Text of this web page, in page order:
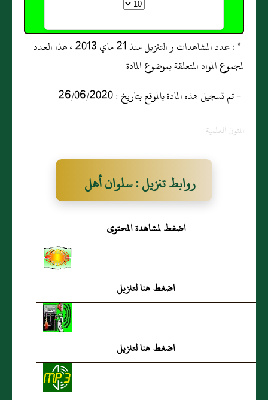
* : عدد المشاهدات و التنزيل منذ 21 ماي 2013 ، هذا العدد
لمجموع المواد المتعلقة بموضوع المادة
- تم تسجيل هذه المادة بالموقع بتاريخ : 26/06/2020
المتون العلمية
روابط تنزيل : سلوان أهل
الإيمان I شعر بدر بن علي
العتيبي أداء الشيخ ظفر بن
اضغط لمشاهدة المحتوى
اضغط هنا لتنزيل
اضغط هنا لتنزيل